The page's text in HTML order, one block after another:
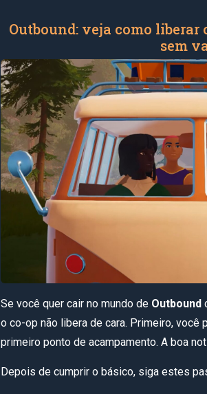
Outbound: veja como liberar
sem
Se você quer cair no mundo de Outbound
o co-op não libera de cara. Primeiro,
primeiro ponto de acampamento. A boa
Depois de cumprir o básico, siga estes